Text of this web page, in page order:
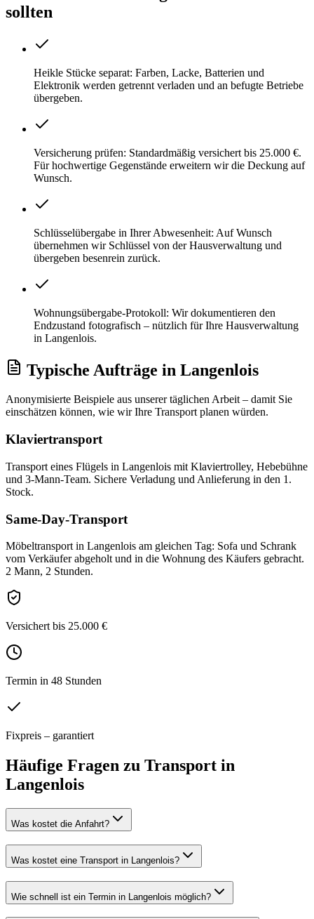
sollten
Heikle Stücke separat: Farben, Lacke, Batterien und
Elektronik werden getrennt verladen und an befugte Betriebe
übergeben.
Versicherung prüfen: Standardmäßig versichert bis 25.000 €.
Für hochwertige Gegenstände erweitern wir die Deckung auf
Wunsch.
Schlüsselübergabe in Ihrer Abwesenheit: Auf Wunsch
übernehmen wir Schlüssel von der Hausverwaltung und
übergeben besenrein zurück.
Wohnungsübergabe-Protokoll: Wir dokumentieren den
Endzustand fotografisch – nützlich für Ihre Hausverwaltung
in Langenlois.
Typische Aufträge in Langenlois
Anonymisierte Beispiele aus unserer täglichen Arbeit – damit Sie
einschätzen können, wie wir Ihre Transportplanen würden.
Klaviertransport
Transport eines Flügels in Langenlois mit Klaviertrolley, Hebebühne
und 3-Mann-Team. Sichere Verladung und Anlieferung in den 1.
Stock.
Same-Day-Transport
Möbeltransport in Langenlois am gleichen Tag: Sofa und Schrank
vom Verkäufer abgeholt und in die Wohnung des Käufers gebracht.
2 Mann, 2 Stunden.
Versichert bis 25.000 €
Termin in 48 Stunden
Fixpreis – garantiert
Häufige Fragen zu Transport in
Langenlois
Was kostet die Anfahrt?
Was kostet eine Transport in Langenlois?
Wie schnell ist ein Termin in Langenlois möglich?